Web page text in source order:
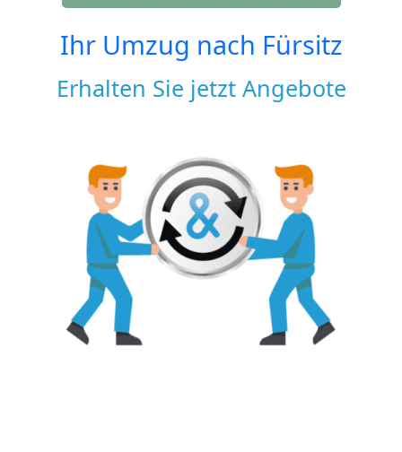
Ihr Umzug nach Fürsitz
Erhalten Sie jetzt Angebote